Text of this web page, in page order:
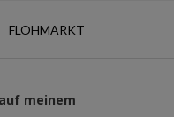
FLOHMARKT
meinem